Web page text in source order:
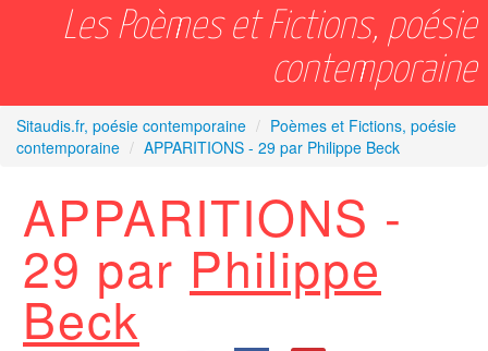
Apparitions
Célébrations
Prescriptions
Plus
Les Poèmes et Fictions, poésie
contemporaine
Sitaudis.fr, poésie contemporaine / Poèmes et Fictions, poésie
contemporaine / APPARITIONS - 29 par Philippe Beck
APPARITIONS -
29 par Philippe
Beck